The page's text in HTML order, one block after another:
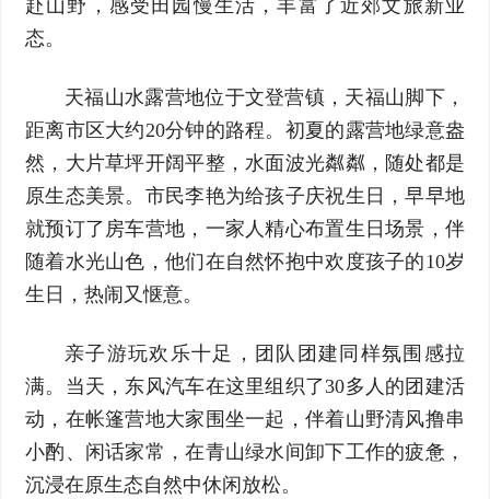
赴山野，感受田园慢生活，丰富了近郊文旅新业
态。
天福山水露营地位于文登营镇，天福山脚下，
距离市区大约20分钟的路程。初夏的露营地绿意盎
然，大片草坪开阔平整，水面波光粼粼，随处都是
原生态美景。市民李艳为给孩子庆祝生日，早早地
就预订了房车营地，一家人精心布置生日场景，伴
随着水光山色，他们在自然怀抱中欢度孩子的10岁
生日，热闹又惬意。
亲子游玩欢乐十足，团队团建同样氛围感拉
满。当天，东风汽车在这里组织了30多人的团建活
动，在帐篷营地大家围坐一起，伴着山野清风撸串
小酌、闲话家常，在青山绿水间卸下工作的疲惫，
沉浸在原生态自然中休闲放松。